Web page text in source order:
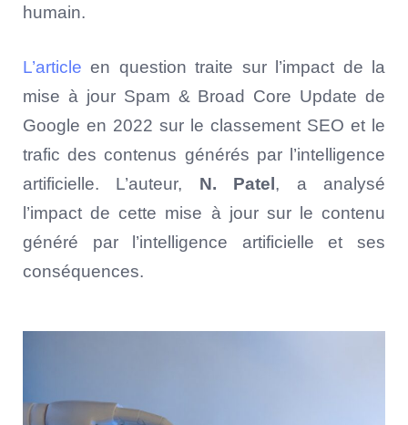
humain.
L’article en question traite sur l’impact de la
mise à jour Spam & Broad Core Update de
Google en 2022 sur le classement SEO et le
trafic des contenus générés par l’intelligence
artificielle. L’auteur, N. Patel , a analysé
l’impact de cette mise à jour sur le contenu
généré par l’intelligence artificielle et ses
conséquences.